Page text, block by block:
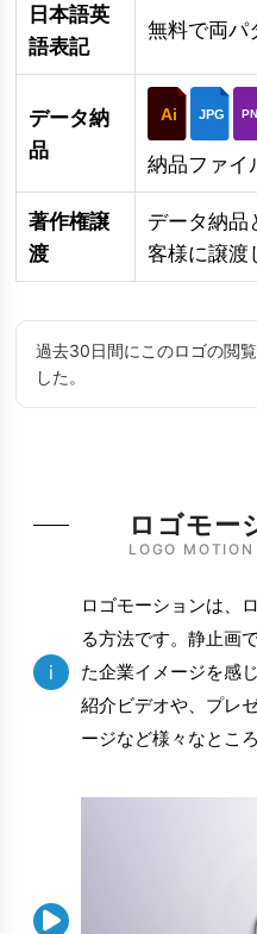
日本語英
語表記
無料で両パ
データ納
品
Ai JPG
納品ファイ
著作権譲
渡
データ納品
客様に譲渡
過去30日間にこのロゴの閲
した。
LOGO MOTION
ロゴモー
i
ロゴモーションは、
る方法です。静止画
た企業イメージを感
紹介ビデオや、プレ
ージなど様々なとこ
